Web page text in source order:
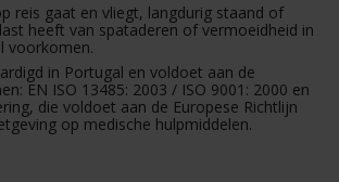
reis gaat en vliegt, langdurig staand of
heeft van spataderen of vermoeidheid in
voorkomen.
in Portugal en voldoet aan de
EN ISO 13485: 2003 / ISO 9001: 2000 en
die voldoet aan de Europese Richtlijn
op medische hulpmiddelen.